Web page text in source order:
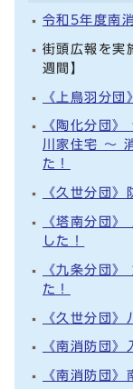
令和5年度南
街頭広報を実
週間】
《上鳥羽分
《陶化分団
川家住宅 ～
た！
《久世分団
《塔南分団
した！
《九条分団
た！
《久世分団》
《南消防団》
《南消防団》